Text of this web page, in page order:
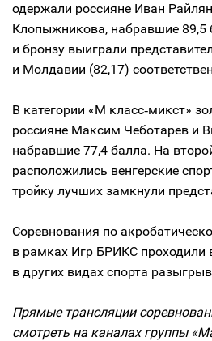
одержали россияне Иван
Клопыжникова, набравшие 89,5
и бронзу выиграли
и Молдавии (82,17)
В категории «М класс‑микст»
россияне Максим Чеботарев и
набравшие 77,4 балла. На
расположились венгерские
тройку лучших замкнули
Соревнования по
в рамках Игр БРИКС проходили
в других видах спорта
Прямые трансляции
смотреть на каналах группы